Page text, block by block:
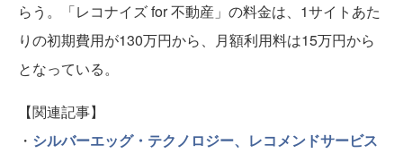
らう。「レコナイズ for 不動産」の料金は、1サイトあた
りの初期費用が130万円から、月額利用料は15万円から
となっている。
【関連記事】
・ シルバーエッグ・テクノロジー、レコメンドサービス